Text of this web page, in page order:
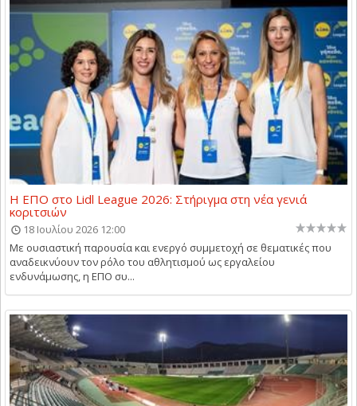
Η ΕΠΟ στο Lidl League 2026: Στήριγμα στη νέα γενιά
κοριτσιών
18 Ιουλίου 2026 12:00
Με ουσιαστική παρουσία και ενεργό συμμετοχή σε θεματικές που
αναδεικνύουν τον ρόλο του αθλητισμού ως εργαλείου
ενδυνάμωσης, η ΕΠΟ συ...